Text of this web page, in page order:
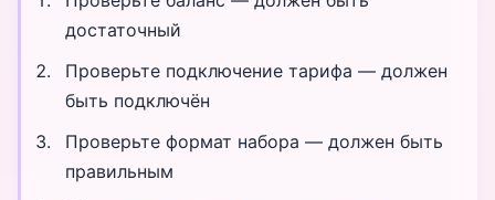
достаточный
Проверьте подключение тарифа — должен
быть подключён
Проверьте формат набора — должен быть
правильным